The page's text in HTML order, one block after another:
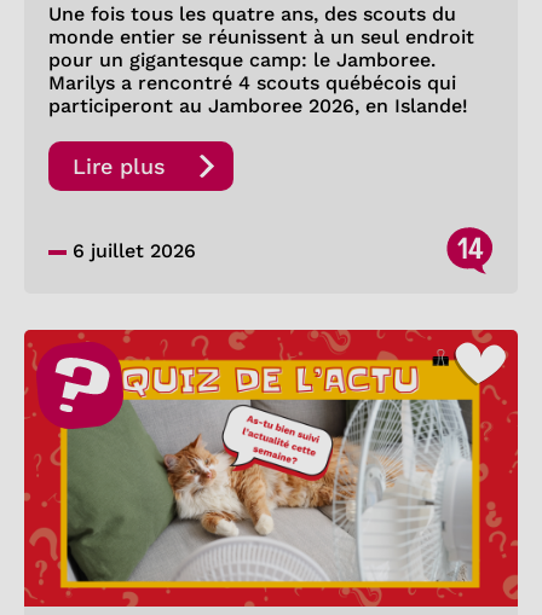
Une fois tous les quatre ans, des scouts du
monde entier se réunissent à un seul endroit
pour un gigantesque camp: le Jamboree.
Marilys a rencontré 4 scouts québécois qui
participeront au Jamboree 2026, en Islande!
Lire plus
6 juillet 2026 14